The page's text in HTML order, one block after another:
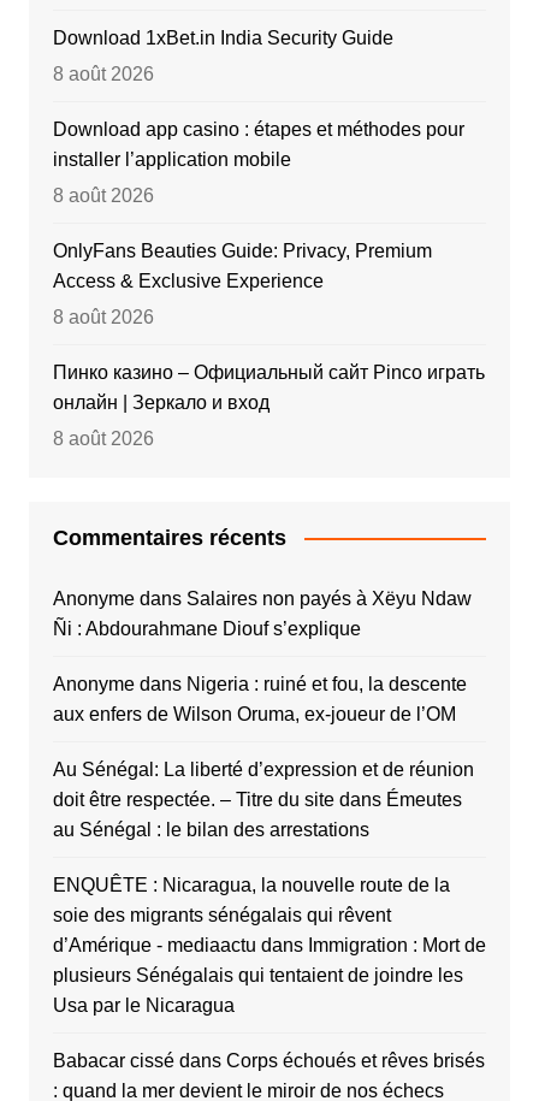
Download 1xBet.in India Security Guide
8 août 2026
Download app casino : étapes et méthodes pour
installer l’application mobile
8 août 2026
OnlyFans Beauties Guide: Privacy, Premium
Access & Exclusive Experience
8 août 2026
Пинко казино – Официальный сайт Pinco играть
онлайн | Зеркало и вход
8 août 2026
Commentaires récents
Anonymedans Salaires non payés à Xëyu Ndaw
Ñi : Abdourahmane Diouf s’explique
Anonymedans Nigeria : ruiné et fou, la descente
aux enfers de Wilson Oruma, ex-joueur de l’OM
Au Sénégal: La liberté d’expression et de réunion
doit être respectée. – Titre du sitedans Émeutes
au Sénégal : le bilan des arrestations
ENQUÊTE : Nicaragua, la nouvelle route de la
soie des migrants sénégalais qui rêvent
d’Amérique - mediaactu dans Immigration : Mort de
plusieurs Sénégalais qui tentaient de joindre les
Usa par le Nicaragua
Babacar cissédans Corps échoués et rêves brisés
: quand la mer devient le miroir de nos échecs